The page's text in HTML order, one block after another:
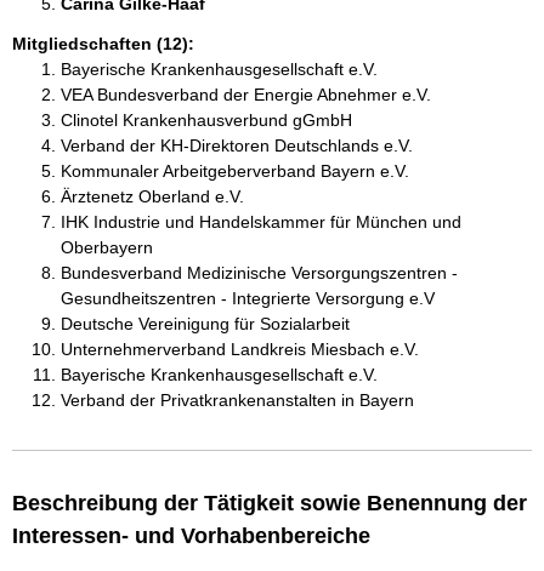
Mitgliedschaften (12):
Bayerische Krankenhausgesellschaft e.V.
VEA Bundesverband der Energie Abnehmer e.V.
Clinotel Krankenhausverbund gGmbH
Verband der KH-Direktoren Deutschlands e.V.
Kommunaler Arbeitgeberverband Bayern e.V.
Ärztenetz Oberland e.V.
IHK Industrie und Handelskammer für München und
Oberbayern
Bundesverband Medizinische Versorgungszentren -
Gesundheitszentren - Integrierte Versorgung e.V
Deutsche Vereinigung für Sozialarbeit
Unternehmerverband Landkreis Miesbach e.V.
Bayerische Krankenhausgesellschaft e.V.
Verband der Privatkrankenanstalten in Bayern
Beschreibung der Tätigkeit sowie Benennung der
Interessen- und Vorhabenbereiche